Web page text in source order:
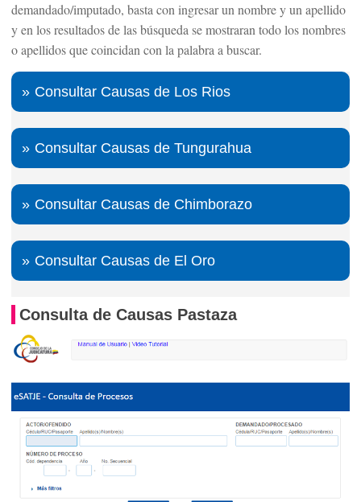
demandado/imputado, basta con ingresar un nombre y un apellido
y en los resultados de las búsqueda se mostraran todo los nombres
o apellidos que coincidan con la palabra a buscar.
Consultar Causas de Los Rios
Consultar Causas de Tungurahua
Consultar Causas de Chimborazo
Consultar Causas de El Oro
Consulta de Causas Pastaza